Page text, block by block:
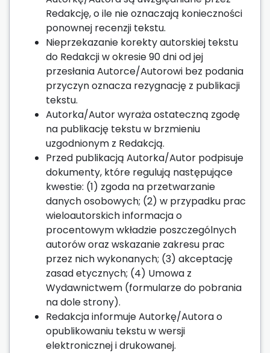
Redakcję, o ile nie oznaczają konieczności
ponownej recenzji tekstu.
Nieprzekazanie korekty autorskiej tekstu
do Redakcji w okresie 90 dni od jej
przesłania Autorce/Autorowi bez podania
przyczyn oznacza rezygnację z publikacji
tekstu.
Autorka/Autor wyraża ostateczną zgodę
na publikację tekstu w brzmieniu
uzgodnionym z Redakcją.
Przed publikacją Autorka/Autor podpisuje
dokumenty, które regulują następujące
kwestie: (1) zgoda na przetwarzanie
danych osobowych; (2) w przypadku prac
wieloautorskich informacja o
procentowym wkładzie poszczególnych
autorów oraz wskazanie zakresu prac
przez nich wykonanych; (3) akceptację
zasad etycznych; (4) Umowa z
Wydawnictwem (formularze do pobrania
na dole strony).
Redakcja informuje Autorkę/Autora o
opublikowaniu tekstu w wersji
elektronicznej i drukowanej.